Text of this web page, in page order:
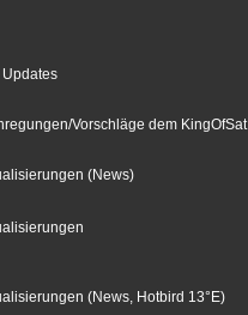
Updates
Vorschläge dem KingOfSat
(News)
(News, Hotbird 13°E)